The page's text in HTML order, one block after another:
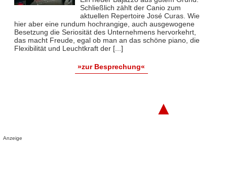
Schließlich zählt der Canio zum
aktuellen Repertoire José Curas. Wie
hier aber eine rundum hochrangige, auch ausgewogene
Besetzung die Seriosität des Unternehmens hervorkehrt,
das macht Freude, egal ob man an das schöne piano, die
Flexibilität und Leuchtkraft der [...]
»zur Besprechung«
▲
Anzeige